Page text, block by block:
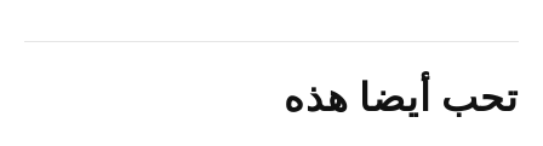
تحب أيضا هذه